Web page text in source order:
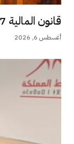
قانون المالية 2027: أخنوش يبقي على دعم...
أغسطس 6, 2026